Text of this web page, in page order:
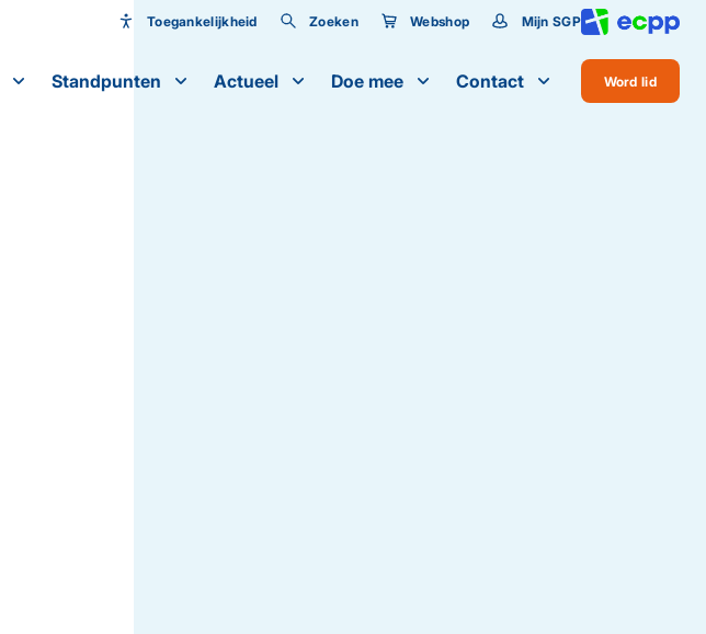
Toegankelijkheid Zoeken Webshop Mijn SGP
Word lid
Standpunten Actueel Doe mee Contact